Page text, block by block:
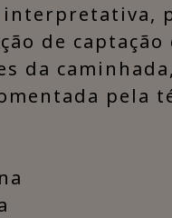
de captação
da
pela